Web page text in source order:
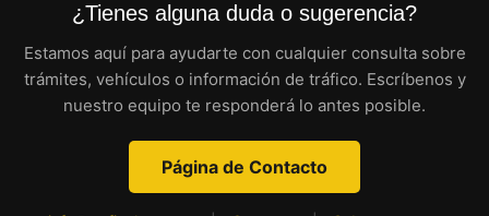
¿Tienes alguna duda o sugerencia?
Estamos aquí para ayudarte con cualquier consulta sobre
trámites, vehículos o información de tráfico. Escríbenos y
nuestro equipo te responderá lo antes posible.
Página de Contacto